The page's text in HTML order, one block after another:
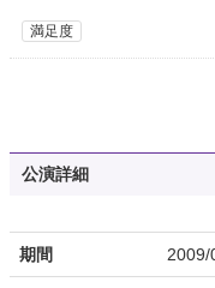
満足度
公演詳細
期間 2009/